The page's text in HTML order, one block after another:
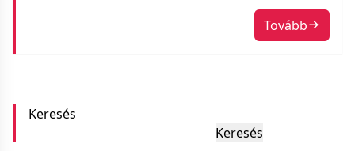
albumot. Az első szám a She Has Funny
Cars éppen, hogy csak elindult és már
Break On Through című slágerüknek.
Tovább
Keresés
Keresés